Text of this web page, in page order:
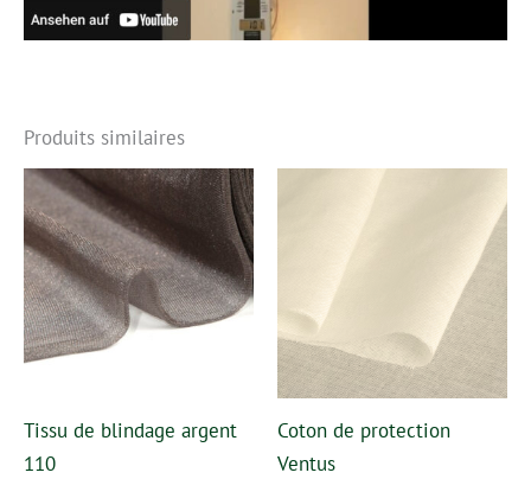
Produits similaires
Tissu de blindage argent
110
Coton de protection
Ventus